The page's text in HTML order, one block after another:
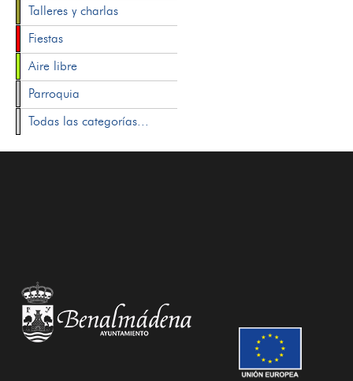
Talleres y charlas
Fiestas
Aire libre
Parroquia
Todas las categorías...